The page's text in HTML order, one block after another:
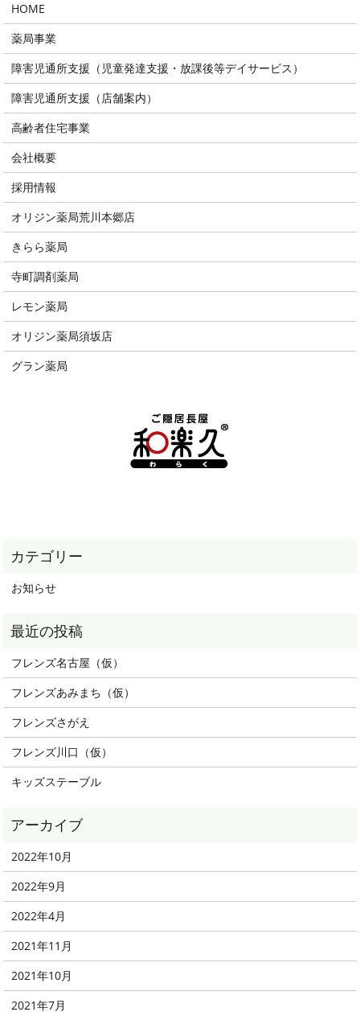
HOME
薬局事業
障害児通所支援（児童発達支援・放課後等デイサービス）
障害児通所支援（店舗案内）
高齢者住宅事業
会社概要
採用情報
オリジン薬局荒川本郷店
きらら薬局
寺町調剤薬局
レモン薬局
オリジン薬局須坂店
グラン薬局
お知らせ
フレンズ名古屋（仮）
フレンズあみまち（仮）
フレンズさがえ
フレンズ川口（仮）
キッズステーブル
2022年10月
2022年9月
2022年4月
2021年11月
2021年10月
2021年7月